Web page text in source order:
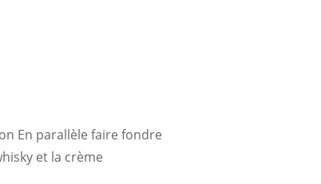
En parallèle faire fondre
et la crème